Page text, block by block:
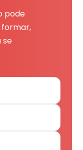
pode
formar,
se